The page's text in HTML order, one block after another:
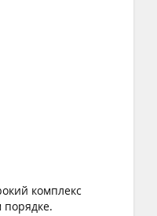
комплекс